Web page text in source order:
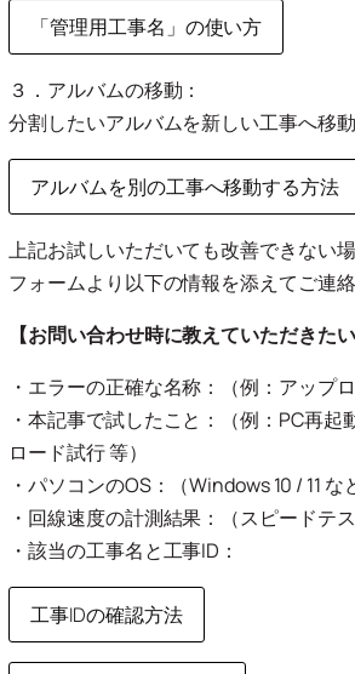
「管理用工事名」の使い方
３．アルバムの移動：
分割したいアルバムを新しい工事へ移動
アルバムを別の工事へ移動する方法
上記お試しいただいても改善できない
フォームより以下の情報を添えてご連絡
【お問い合わせ時に教えていただきたい
・エラーの正確な名称：（例：アップ
・本記事で試したこと：（例：PC再
ロード試行 等）
・パソコンのOS：（Windows 10 / 11 な
・回線速度の計測結果：（スピードテス
・該当の工事名と工事ID：
工事IDの確認方法